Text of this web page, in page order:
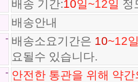
*SA급*아디다스 노마드 Adidas ..
120,800원
배송 기간:10일~12일 정
배송안내
- 배송소요기간은 10~12
요될수 있습니다.
- 안전한 통관을 위해 약